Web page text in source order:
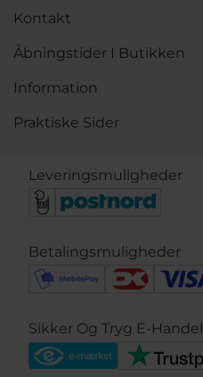
Kontakt
Åbningstider I Butikken
Information
Praktiske Sider
Leveringsmuligheder
Betalingsmuligheder
Sikker Og Tryg E-Handel